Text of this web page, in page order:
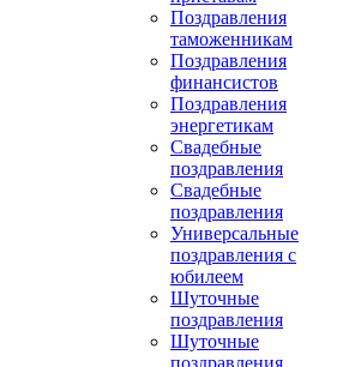
Поздравления
таможенникам
Поздравления
финансистов
Поздравления
энергетикам
Свадебные
поздравления
Свадебные
поздравления
Универсальные
поздравления с
юбилеем
Шуточные
поздравления
Шуточные
поздравления